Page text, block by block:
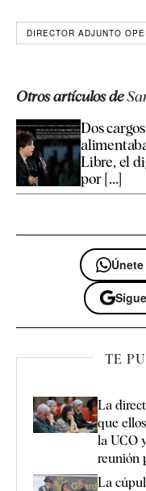
DIRECTOR ADJUNTO
Otros artículos de
Dos
Libre, el
por [...]
TE
La
que
la UCO
reunión
La